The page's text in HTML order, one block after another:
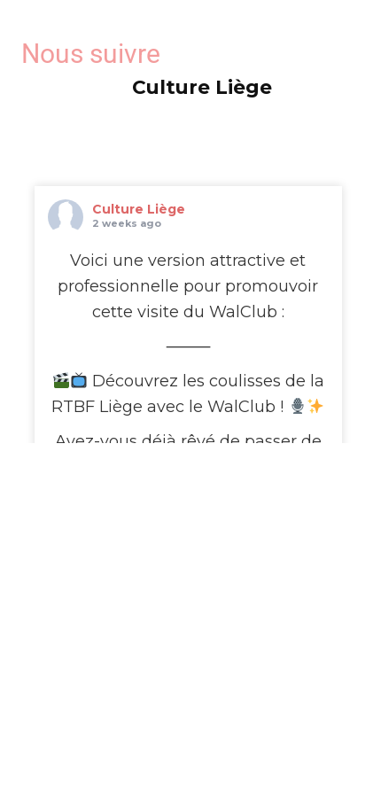
Nous suivre
Culture Liège
Culture Liège
2 weeks ago
Voici une version attractive et
professionnelle pour promouvoir
cette visite du WalClub :
⸻
Découvrez les coulisses de la
RTBF Liège avec le WalClub !
Avez-vous déjà rêvé de passer de